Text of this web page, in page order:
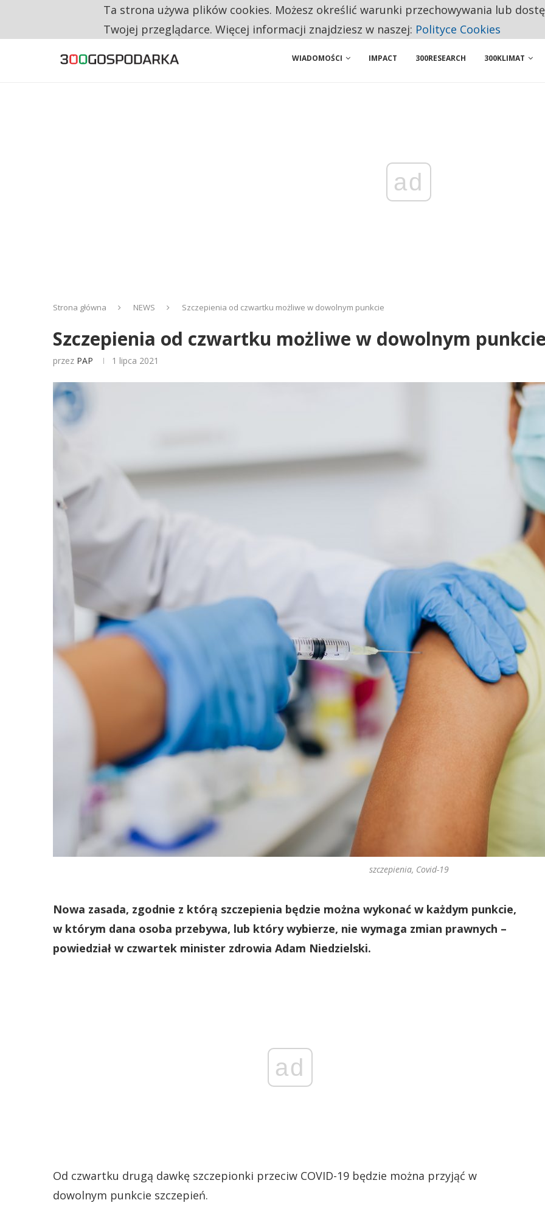
RESTRYKCJE CHIN UDERZAJĄ W EUROPEJSKI PRZEMYSŁ. NA LIŚCIE SĄ DWA PODMIOTY Z POLSKI
WIADOMOŚCI IMPACT 300RESEARCH 300KLIMAT
ad
Strona główna NEWS Szczepienia od czwartku możliwe w dowolnym punkcie
Szczepienia od czwartku możliwe w dowolnym
przez PAP 1 lipca 2021
szczepienia, Covid-19
Nowa zasada, zgodnie z którą szczepienia będzie można wykonać w każdym punkcie,
w którym dana osoba przebywa, lub który wybierze, nie wymaga zmian prawnych –
powiedział w czwartek minister zdrowia Adam Niedzielski.
ad
Od czwartku drugą dawkę szczepionki przeciw COVID-19 będzie można przyjąć w
dowolnym punkcie szczepień.
Ta strona używa plików cookies. Możesz określić warunki przechowywania lub
Twojej przeglądarce. Więcej informacji znajdziesz w naszej: Polityce Cookies